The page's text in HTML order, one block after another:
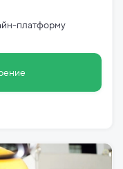
платформу